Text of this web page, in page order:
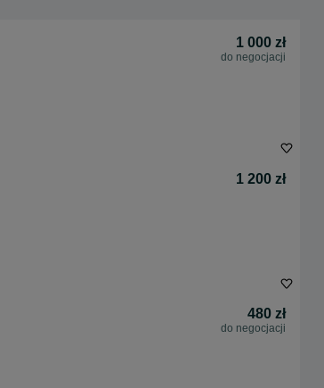
1 000 zł
do negocjacji
1 200 zł
480 zł
do negocjacji